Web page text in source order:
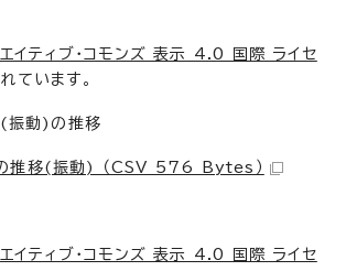
エイティブ・コモンズ 表示 4.0 国際 ライセ
ています。
振動)の推移
推移(振動) （CSV 576 Bytes）
エイティブ・コモンズ 表示 4.0 国際 ライセ